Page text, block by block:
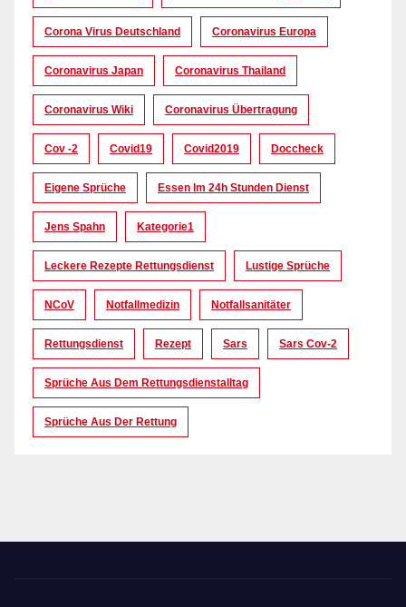
Corona Virus Deutschland Coronavirus Europa
Coronavirus Japan Coronavirus Thailand
Coronavirus Wiki Coronavirus Übertragung
Cov -2 Covid19 Covid2019 Doccheck
Eigene Sprüche Essen Im 24h Stunden Dienst
Jens Spahn Kategorie1
Leckere Rezepte Rettungsdienst Lustige Sprüche
NCoV Notfallmedizin Notfallsanitäter
Rettungsdienst Rezept Sars Sars Cov-2
Sprüche Aus Dem Rettungsdienstalltag
Sprüche Aus Der Rettung